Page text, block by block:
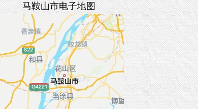
马鞍山市电子地图